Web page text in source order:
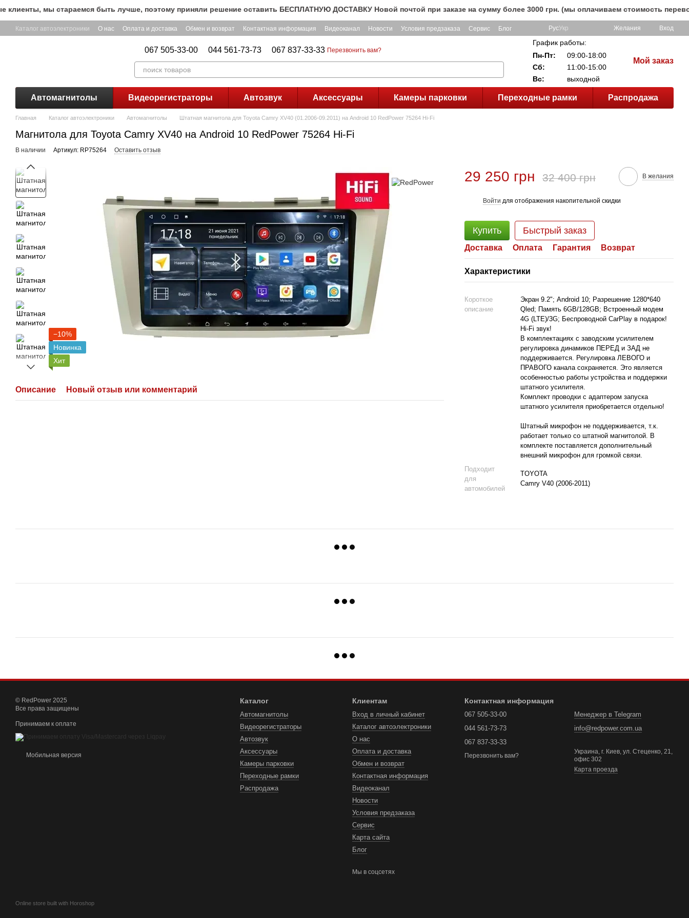
Перейти к основному контенту
мы стараемся быть лучше, поэтому приняли решение оставить БЕСПЛАТНУЮ ДОСТАВКУ Новой почтой при заказе на сумму более 3000 грн. (мы оплачиваем стоимость
Каталог автоэлектроники О нас Оплата и доставка Обмен и возврат Контактная информация Видеоканал Новости Условия предзаказа Сервис Блог РусУкр Желания Вход
067 505-33-00 044 561-73-73 067 837-33-33 Перезвонить вам?
График работы:
Пн-Пт:
09:00-18:00
Сб:
11:00-15:00
Вс:
выходной
Мой заказ
Автомагнитолы Видеорегистраторы Автозвук Аксессуары Камеры парковки Переходные рамки Распродажа
Главная Каталог автоэлектроники Автомагнитолы Штатная магнитола для Toyota Camry XV40 (01.2006-09.2011) на Android 10 RedPower 75264 Hi-Fi
Магнитола для Toyota Camry XV40 на Android 10 RedPower 75264 Hi-Fi
В наличии Артикул: RP75264 Оставить отзыв
−10%
Новинка
Хит
Описание Новый отзыв или комментарий
29 250 грн 32 400 грн В желания
Войти для отображения накопительной скидки
Купить Быстрый заказ
Доставка Оплата Гарантия Возврат
Характеристики
Короткое
описание
Экран 9.2"; Android 10; Разрешение 1280*640
Qled; Память 6GB/128GB; Встроенный модем
4G (LTE)/3G; Беспроводной CarPlay в подарок!
Hi-Fi звук!
В комплектациях с заводским усилителем
регулировка динамиков ПЕРЕД и ЗАД не
поддерживается. Регулировка ЛЕВОГО и
ПРАВОГО канала сохраняется. Это является
особенностью работы устройства и поддержки
штатного усилителя.
Комплект проводки с адаптером запуска
штатного усилителя приобретается отдельно!
Штатный микрофон не поддерживается, т.к.
работает только со штатной магнитолой. В
комплекте поставляется дополнительный
внешний микрофон для громкой связи.
Подходит
для
автомобилей
TOYOTA
Camry V40 (2006-2011)
© RedPower 2025
Все права защищены
Принимаем к оплате
Мобильная версия
Online store built with Horoshop
Каталог
Автомагнитолы
Видеорегистраторы
Автозвук
Аксессуары
Камеры парковки
Переходные рамки
Распродажа
Клиентам
Вход в личный кабинет
Каталог автоэлектроники
О нас
Оплата и доставка
Обмен и возврат
Контактная информация
Видеоканал
Новости
Условия предзаказа
Сервис
Карта сайта
Блог
Мы в соцсетях
Контактная информация
067 505-33-00
044 561-73-73
067 837-33-33
Перезвонить вам?
Менеджер в Telegram
info@redpower.com.ua
Украина, г. Киев, ул. Стеценко, 21,
офис 302
Карта проезда